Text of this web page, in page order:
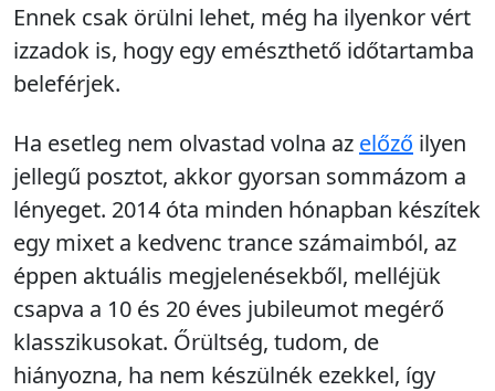
Ennek csak örülni lehet, még ha ilyenkor vért
izzadok is, hogy egy emészthető időtartamba
beleférjek.
Ha esetleg nem olvastad volna az előző ilyen
jellegű posztot, akkor gyorsan sommázom a
lényeget. 2014 óta minden hónapban készítek
egy mixet a kedvenc trance számaimból, az
éppen aktuális megjelenésekből, melléjük
csapva a 10 és 20 éves jubileumot megérő
klasszikusokat. Őrültség, tudom, de
hiányozna, ha nem készülnék ezekkel, így